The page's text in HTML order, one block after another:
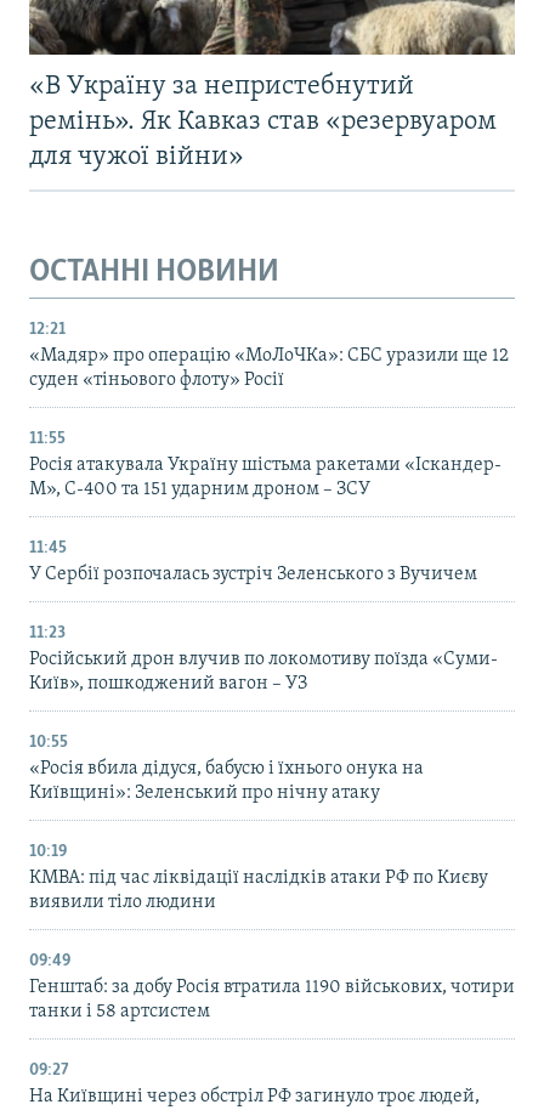
«В Україну за непристебнутий
ремінь». Як Кавказ став «резервуаром
для чужої війни»
ОСТАННІ НОВИНИ
12:21
«Мадяр» про операцію «МоЛоЧКа»: СБС уразили ще 12
суден «тіньового флоту» Росії
11:55
Росія атакувала Україну шістьма ракетами «Іскандер-
М», С-400 та 151 ударним дроном – ЗСУ
11:45
У Сербії розпочалась зустріч Зеленського з Вучичем
11:23
Російський дрон влучив по локомотиву поїзда «Суми-
Київ», пошкоджений вагон – УЗ
10:55
«Росія вбила дідуся, бабусю і їхнього онука на
Київщині»: Зеленський про нічну атаку
10:19
КМВА: під час ліквідації наслідків атаки РФ по Києву
виявили тіло людини
09:49
Генштаб: за добу Росія втратила 1190 військових, чотири
танки і 58 артсистем
09:27
На Київщині через обстріл РФ загинуло троє людей,